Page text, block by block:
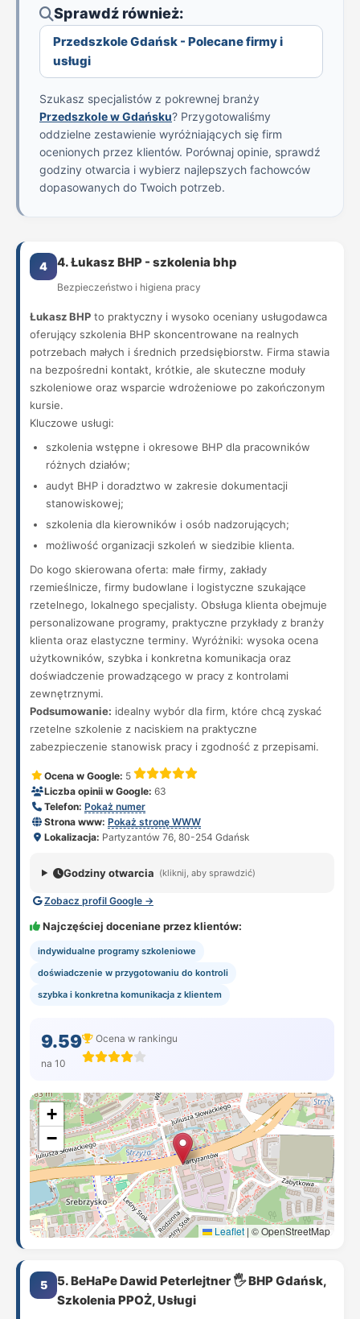
Sprawdź również:
Przedszkole Gdańsk - Polecane firmy i
usługi
Szukasz specjalistów z pokrewnej branży
Przedszkole w Gdańsku? Przygotowaliśmy
oddzielne zestawienie wyróżniających się firm
ocenionych przez klientów. Porównaj opinie, sprawdź
godziny otwarcia i wybierz najlepszych fachowców
dopasowanych do Twoich potrzeb.
4 4. Łukasz BHP - szkolenia bhp
Bezpieczeństwo i higiena pracy
Łukasz BHP to praktyczny i wysoko oceniany usługodawca
oferujący szkolenia BHP skoncentrowane na realnych
potrzebach małych i średnich przedsiębiorstw. Firma stawia
na bezpośredni kontakt, krótkie, ale skuteczne moduły
szkoleniowe oraz wsparcie wdrożeniowe po zakończonym
kursie.
Kluczowe usługi:
szkolenia wstępne i okresowe BHP dla pracowników
różnych działów;
audyt BHP i doradztwo w zakresie dokumentacji
stanowiskowej;
szkolenia dla kierowników i osób nadzorujących;
możliwość organizacji szkoleń w siedzibie klienta.
Do kogo skierowana oferta: małe firmy, zakłady
rzemieślnicze, firmy budowlane i logistyczne szukające
rzetelnego, lokalnego specjalisty. Obsługa klienta obejmuje
personalizowane programy, praktyczne przykłady z branży
klienta oraz elastyczne terminy. Wyróżniki: wysoka ocena
użytkowników, szybka i konkretna komunikacja oraz
doświadczenie prowadzącego w pracy z kontrolami
zewnętrznymi.
Podsumowanie: idealny wybór dla firm, które chcą zyskać
rzetelne szkolenie z naciskiem na praktyczne
zabezpieczenie stanowisk pracy i zgodność z przepisami.
Ocena w Google: 5
Liczba opinii w Google: 63
Telefon: Pokaż numer
Strona www: Pokaż stronę WWW
Lokalizacja: Partyzantów 76, 80-254 Gdańsk
Godziny otwarcia (kliknij, aby sprawdzić)
Zobacz profil Google →
Najczęściej doceniane przez klientów:
indywidualne programy szkoleniowe
doświadczenie w przygotowaniu do kontroli
szybka i konkretna komunikacja z klientem
9.59
na 10
Ocena w rankingu
+
−
Leaflet | © OpenStreetMap
5
5. BeHaPe Dawid Peterlejtner 🖐 BHP Gdańsk,
Szkolenia PPOŻ, Usługi